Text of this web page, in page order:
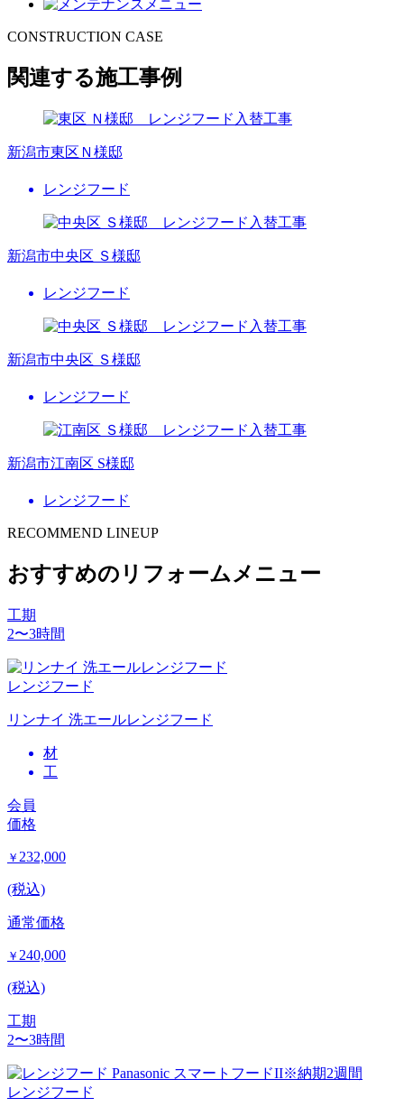
CONSTRUCTION CASE
関連する施工事例
新潟市東区Ｎ様邸
レンジフード
新潟市中央区 Ｓ様邸
レンジフード
新潟市中央区 Ｓ様邸
レンジフード
新潟市江南区 S様邸
レンジフード
RECOMMEND LINEUP
おすすめのリフォームメニュー
工期
2〜3時間
レンジフード
リンナイ 洗エールレンジフード
材
工
会員
価格
￥ 232,000
(税込)
通常価格
￥ 240,000
(税込)
工期
2〜3時間
レンジフード